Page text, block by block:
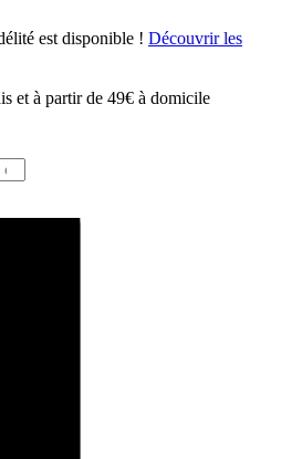
est disponible ! Découvrir les
et à partir de 49€ à domicile